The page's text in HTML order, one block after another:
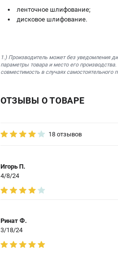
ленточное шлифование;
дисковое шлифование.
1.) Производитель может без уведомления
параметры товара и место его
совместимость в случаях самостоятельного
ОТЗЫВЫ О ТОВАРЕ
18 отзывов
Игорь П.
4/8/24
Ринат Ф.
3/18/24